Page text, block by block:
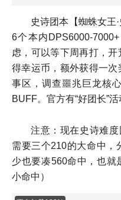
史诗团本【蜘蛛女王
6个本内DPS6000-
虑，可以等下周再打，开
得幸运币，额外获得一次
事区，调查噩兆巨龙核
BUFF。官方有“好团长”
注意：现在史诗难
需要三个210的大命中，
少也要凑560命中，也就
小命中）